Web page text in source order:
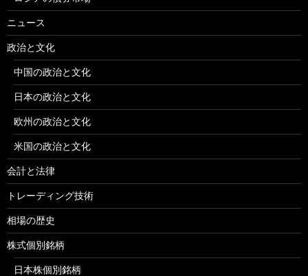
ニュース
政治と文化
中国の政治と文化
日本の政治と文化
欧州の政治と文化
米国の政治と文化
会計と法律
トレーディング技術
相場の歴史
株式個別銘柄
日本株個別銘柄